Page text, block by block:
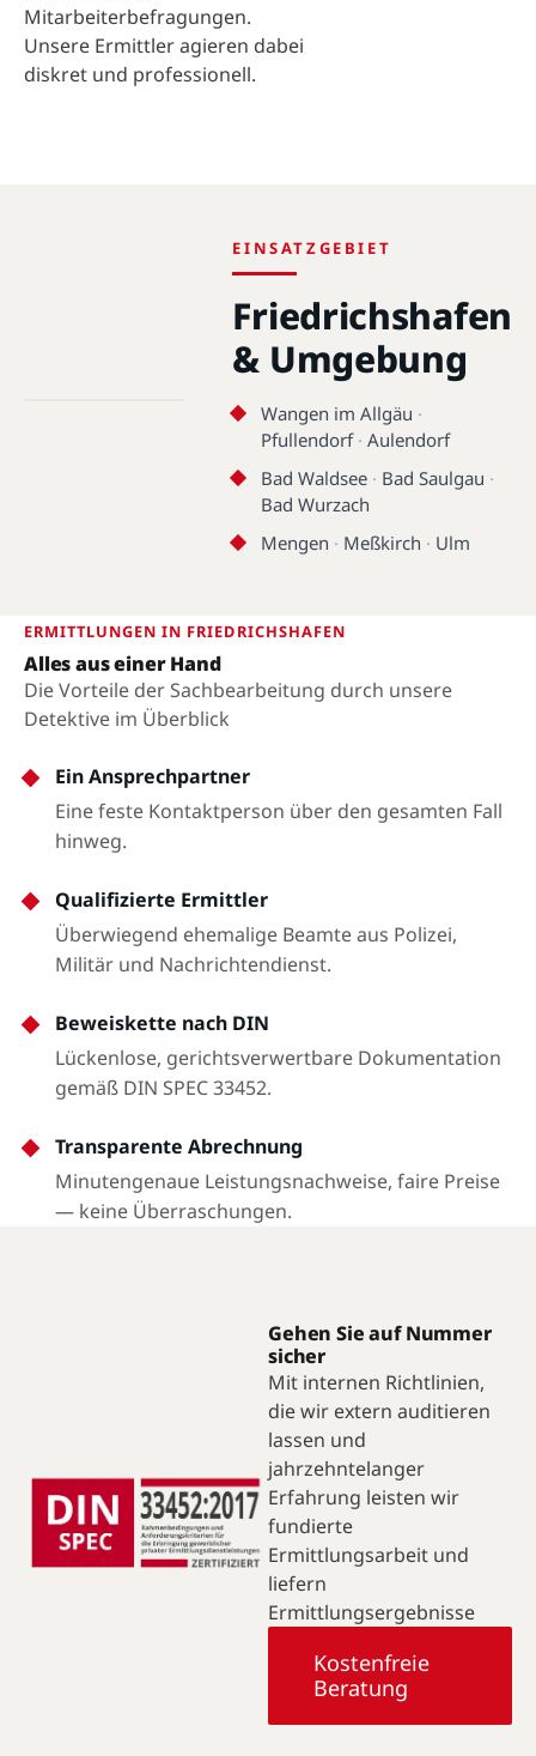
Mitarbeiterbefragungen.
Unsere Ermittler agieren dabei
diskret und professionell.
EINSATZGEBIET
Friedrichshafen
& Umgebung
Wangen im Allgäu ·
Pfullendorf·Aulendorf
Bad Waldsee · Bad Saulgau ·
Bad Wurzach
Mengen · Meßkirch · Ulm
ERMITTLUNGEN IN FRIEDRICHSHAFEN
Alles aus einer Hand
Die Vorteile der Sachbearbeitung durch unsere
Detektive im Überblick
Ein Ansprechpartner
Eine feste Kontaktperson über den gesamten Fall
hinweg.
Qualifizierte Ermittler
Überwiegend ehemalige Beamte aus Polizei,
Militär und Nachrichtendienst.
Beweiskette nach DIN
Lückenlose, gerichtsverwertbare Dokumentation
gemäß DIN SPEC 33452.
Transparente Abrechnung
Minutengenaue Leistungsnachweise, faire Preise
— keine Überraschungen.
Gehen Sie auf Nummer
sicher
Mit internen Richtlinien,
die wir extern auditieren
lassen und
jahrzehntelanger
Erfahrung leisten wir
fundierte
Ermittlungsarbeit und
liefern
Ermittlungsergebnisse
Kostenfreie
Beratung